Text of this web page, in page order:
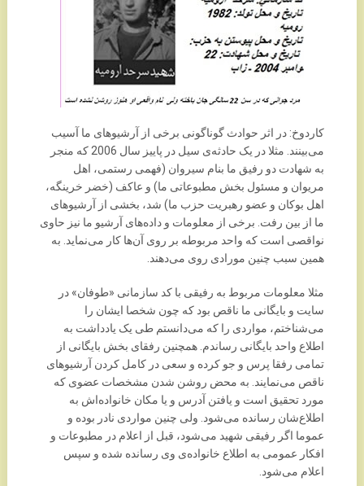
کاردوخ: در اثر حوادث گوناگونی برخی از آرشیوهای ما آسیب
می‌بینند. مثلا در یک حادثه‌ی سیل در پاییز سال 2006 که منجر
به شهادت دو رفیق ما بنام سیروان (فهمی رستمی، اهل
مریوان و مسئول بخش مطبوعاتی ما) و عاکف (خضر خرینگه،
اهل بوکان و عضو رهبریت حزب ما) شد، بخشی از آرشیوهای
ما از بین رفت. برخی از معلومات و داده‌های آرشیو ما نیز حاوی
نواقصی است که واحد مربوطه بر روی آن‌ها کار می‌نماید. به
همین سبب چنین مورادی روی می‌دهند.
مثلا معلومات مربوط به رفیقی با کد سازمانی «طوفان» در
سایت و بایگانی ما ناقص بود که چون شخصا ایشان را
می‌شناختم، مواردی را که می‌دانستم طی یک یادداشت به
اطلاع واحد بایگانی رساندم. همچنین رفقای بخش بایگانی از
تمامی رفقا پرس و جو کرده و سعی در کامل کردن آرشیوهای
ناقص می‌نمایند. به محض روشن شدن مشخصات عضوی که
مورد تحقیق است و یافتن آدرس و یا مکان خانواده‌اش به
اطلاع‌شان رسانده می‌شود. ولی چنین مواردی نادر بوده و
عموما اگر رفیقی شهید می‌شود، قبل از اعلام در مطبوعات و
افکار عمومی به اطلاع خانواده‌ی وی رسانده شده و سپس
اعلام می‌شود.